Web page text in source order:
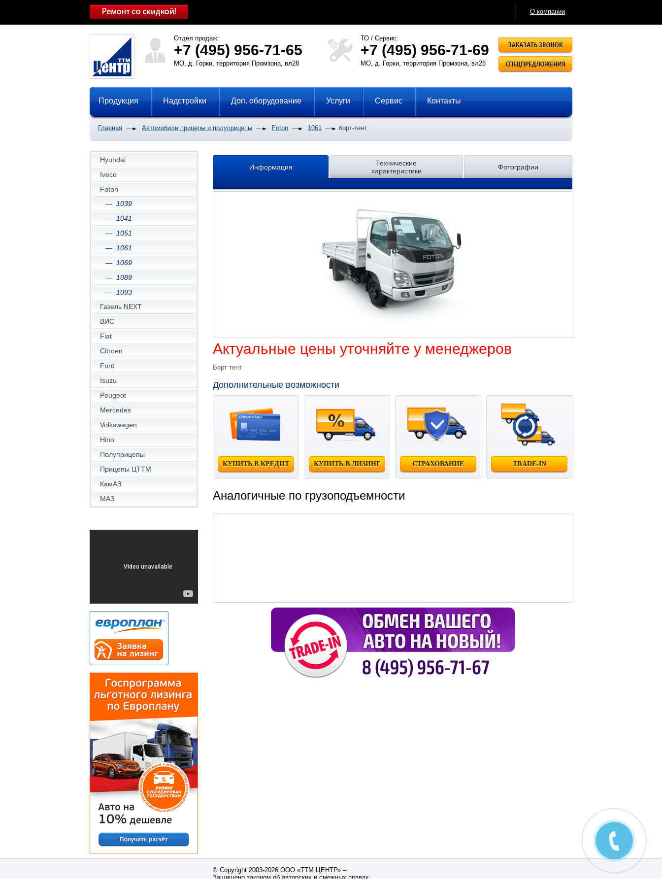
О компании
Отдел продаж:
+7 (495) 956-71-65
МО, д. Горки, территория Промзона, вл28
ТО / Сервис:
+7 (495) 956-71-69
МО, д. Горки, территория Промзона, вл28
Продукция Надстройки Доп. оборудование Услуги Сервис Контакты
Главная Автомобили,прицепы и полуприцепы Foton 1061 борт-тент
Информация
Технические
характеристики
Фотографии
Актуальные цены уточняйте у менеджеров
Борт тент
Дополнительные возможности
КУПИТЬ В КРЕДИТ КУПИТЬ В ЛИЗИНГ СТРАХОВАНИЕ TRADE-IN
Аналогичные по грузоподъемности
Hyundai
Iveco
Foton
1039
1041
1051
1061
1069
1089
1093
Газель NEXT
ВИС
Fiat
Citroen
Ford
Isuzu
Peugeot
Mercedes
Volkswagen
Hino
Полуприцепы
Прицепы ЦТТМ
КамАЗ
МАЗ
© Copyright 2003-2026 ООО «ТТМ ЦЕНТР» –
Защищено законом об авторских и смежных правах